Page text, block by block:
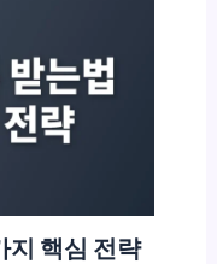
지 핵심 전략